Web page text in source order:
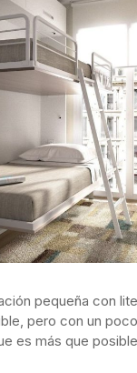
pequeña con
pero con un
es más que